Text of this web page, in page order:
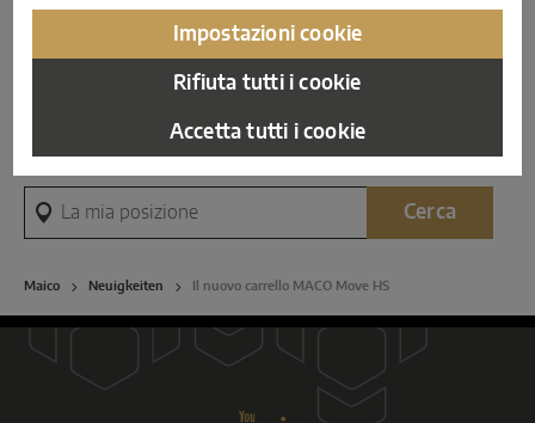
Componenti di sistema
SOLUZIONI CON SENSORI SMART
Sense by MACO
MACO Tronic
Servizi normativi
MAICO srl a socio unico, Via dei Legnai 15, 39015 S. Leonardo
Part.IVA e cod.ID.: IT 00871900213,Maggiori informazioni
+39 0473 651200
info@maico.com
Contatti
La mia posizione
Cerca
Maico Neuigkeiten Il nuovo carrello MACO Move HS
Impostazioni cookie
Rifiuta tutti i cookie
Accetta tutti i cookie